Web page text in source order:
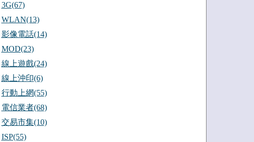
3G(67)
WLAN(13)
影像電話(14)
MOD(23)
線上遊戲(24)
線上沖印(6)
行動上網(55)
電信業者(68)
交易市集(10)
ISP(55)